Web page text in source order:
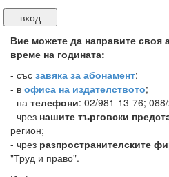
Вие можете да направите своя
време на годината:
- със завяка за абонамент;
- в офиса на издателството;
- на телефони: 02/981-13-76;
- чрез нашите търговски
регион;
- чрез разпространителските
"Труд и право".